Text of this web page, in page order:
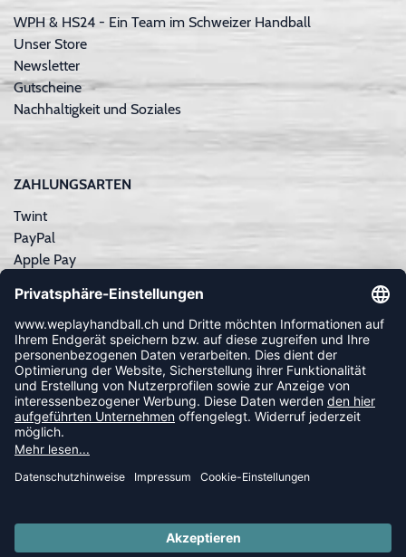
WPH & HS24 - Ein Team im Schweizer Handball
Unser Store
Newsletter
Gutscheine
Nachhaltigkeit und Soziales
ZAHLUNGSARTEN
Twint
PayPal
Apple Pay
Kreditkarte
Rechnungskauf
NEWSLETTER
FOLLOW US